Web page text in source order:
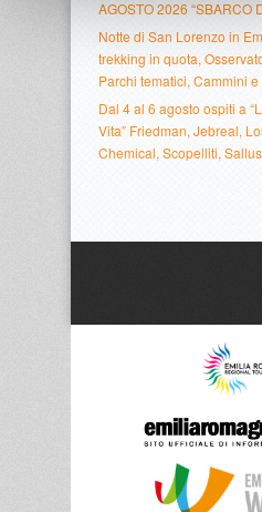
AGOSTO 2026 “SBARCO
Notte di San Lorenzo in
trekking in quota,
Parchi tematici, Cammini
Dal 4 al 6 agosto ospiti a
Vita” Friedman, Jebreal,
Chemical, Scopelliti,